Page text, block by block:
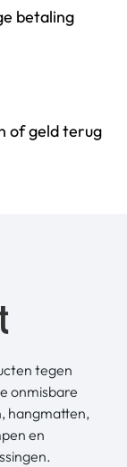
betaling
of geld terug
tegen
onmisbare
hangmatten,
en